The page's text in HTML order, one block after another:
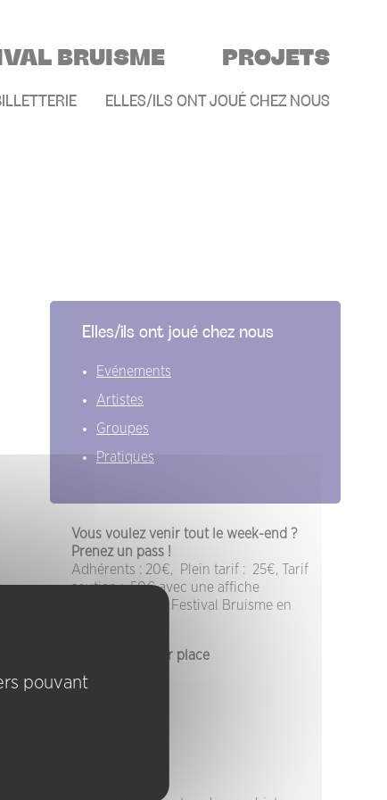
BRUISME PROJETS
ELLES/ILS ONT JOUÉ CHEZ NOUS
Elles/ils ont joué chez nous
Evénements
Artistes
Groupes
Pratiques
Vous voulez venir tout le week-end ?
Prenez un pass !
Adhérents : 20€, Plein tarif : 25€, Tarif
soutien : 50€ avec une affiche
sérigraphiée du Festival Bruisme en
Restauration sur place
pouvant